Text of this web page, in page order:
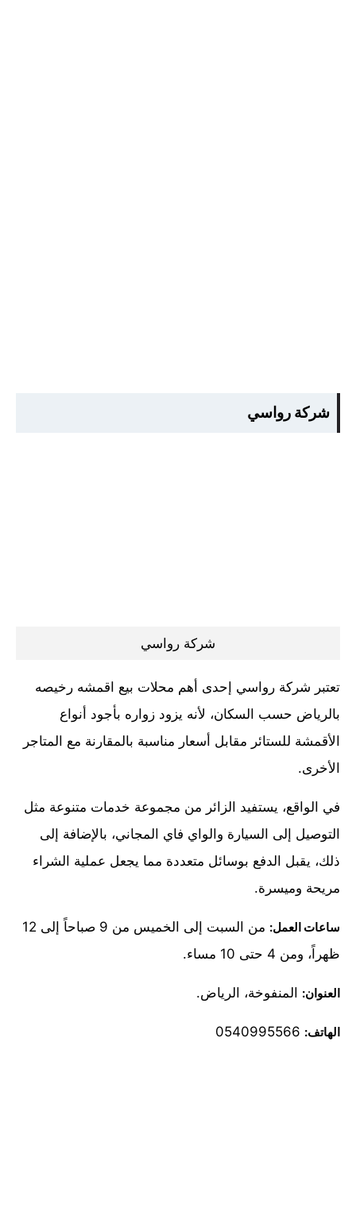
شركة رواسي
شركة رواسي
تعتبر شركة رواسي إحدى أهم محلات بيع اقمشه رخيصه
بالرياض حسب السكان، لأنه يزود زواره بأجود أنواع
الأقمشة للستائر مقابل أسعار مناسبة بالمقارنة مع المتاجر
الأخرى.
في الواقع، يستفيد الزائر من مجموعة خدمات متنوعة مثل
التوصيل إلى السيارة والواي فاي المجاني، بالإضافة إلى
ذلك، يقبل الدفع بوسائل متعددة مما يجعل عملية الشراء
مريحة وميسرة.
ساعات العمل:
من السبت إلى الخميس من 9 صباحاً إلى 12
ظهراً، ومن 4 حتى 10 مساء.
العنوان: المنفوخة، الرياض.
الهاتف: